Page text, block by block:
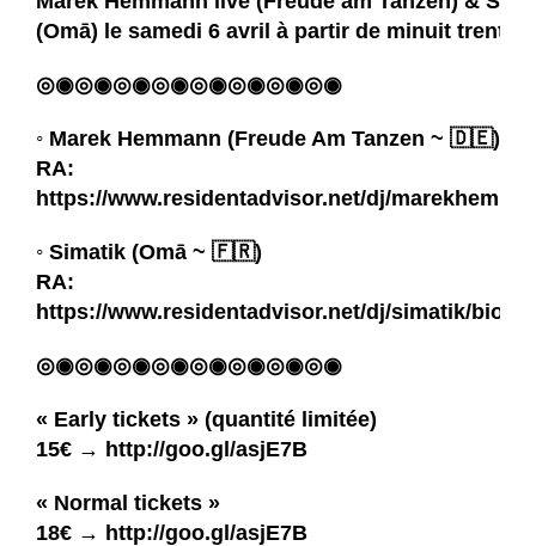
(Omā) le samedi 6 avril à partir de minuit
◎◉◎◉◎◉◎◉◎◉◎◉◎◉◎◉
◦ Marek Hemmann (Freude Am Tanzen ~ 🇩🇪)
RA:
https://www.residentadvisor.net/dj/
◦ Simatik (Omā ~ 🇫🇷)
RA:
https://www.residentadvisor.net/dj/simatik/
◎◉◎◉◎◉◎◉◎◉◎◉◎◉◎◉
« Early tickets » (quantité limitée)
15€ → http://goo.gl/asjE7B
« Normal tickets »
18€ → http://goo.gl/asjE7B